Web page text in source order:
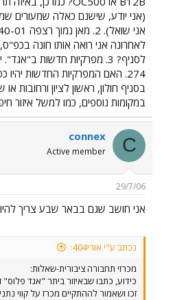
(אני יודע, שישנם כאלה שמעורים
לאחרונה אני רואה אותו חונה
לסניף? 3. מפרקיות חדשות
274. האם המפרקיות החדשות
בסניף חולון, ראשון לציון ורחובות
במקומות נוספים, כמו למשל איזור
C
connex
Active member
29/7/06
אני חושב שגם בבאר שבע צריך
נכתב ע"י אורי404:
מכרזי תחבורה ציבורית-שאלות:
כידוע, כתבו שבאיזור ביתר "אגד פלוס"
זכו ושאמור לההתקיים מכרז על קווי